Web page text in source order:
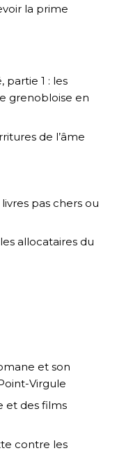
la prime
1 : les
grenobloise en
de l’âme
pas chers ou
allocataires du
et son
Virgule
et des films
contre les